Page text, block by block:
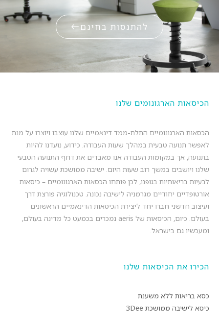
להתנסות בחינם
הכיסאות הארגונומים שלנו
הכסאות הארגונומיים התלת-ממד דינאמיים שלנו עוצבו ויוצרו על מנת
לאפשר תנועה טבעית במהלך שעות העבודה. כידוע, נועדנו להיות
בתנועה, אך במקומות העבודה אנו מאבדים את דחף התנועה הטבעי
שלנו ויושבים במשך רוב שעות היום. ישיבה ממושכת עשויה לגרום
לבעיות בריאותיות בגופנו, לכן פותחו הכסאות הארגונומיים – כיסאות
אורטופדיים יחודיים מגרמניה לישיבה נכונה. טכנולוגיה פורצת דרך
ועיצוב חדשני חברו יחד ליצירת הכיסאות הדינאמיים הראשונים
בעולם. כיום, הכיסאות של aeris נמכרים בכמעט כל מדינה בעולם,
ומעכשיו גם בישראל.
הכירו את הכיסאות שלנו
כסא בריאות ללא משענת
כיסא לישיבה ממושכת 3Dee